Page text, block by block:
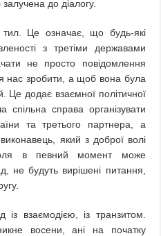
до діалогу.
Це означає, що будь-які
з третіми державами
не просто повідомлення
зробити, а щоб вона була
додає взаємної політичної
спільна справа організувати
та третього партнера, а
який з доброї волі
в певний момент може
не будуть вирішені питання,
взаємодією, із транзитом.
восени, ані на початку